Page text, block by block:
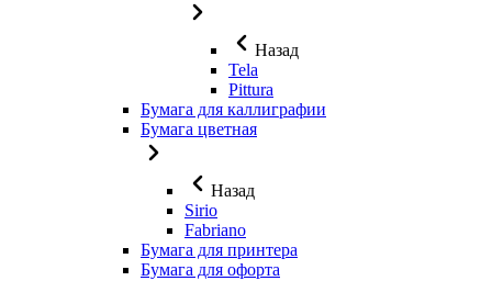
Назад
Tela
Pittura
Бумага для каллиграфии
Бумага цветная
Назад
Sirio
Fabriano
Бумага для принтера
Бумага для офорта